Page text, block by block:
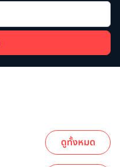
ดูทั้งหมด